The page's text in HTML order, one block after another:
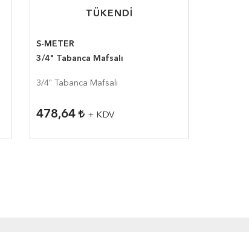
TÜKENDI
TÜKENDI
S-METER
3/4" Tabanca Mafsalı
3/4" Tabanca Mafsalı
478,64 + KDV